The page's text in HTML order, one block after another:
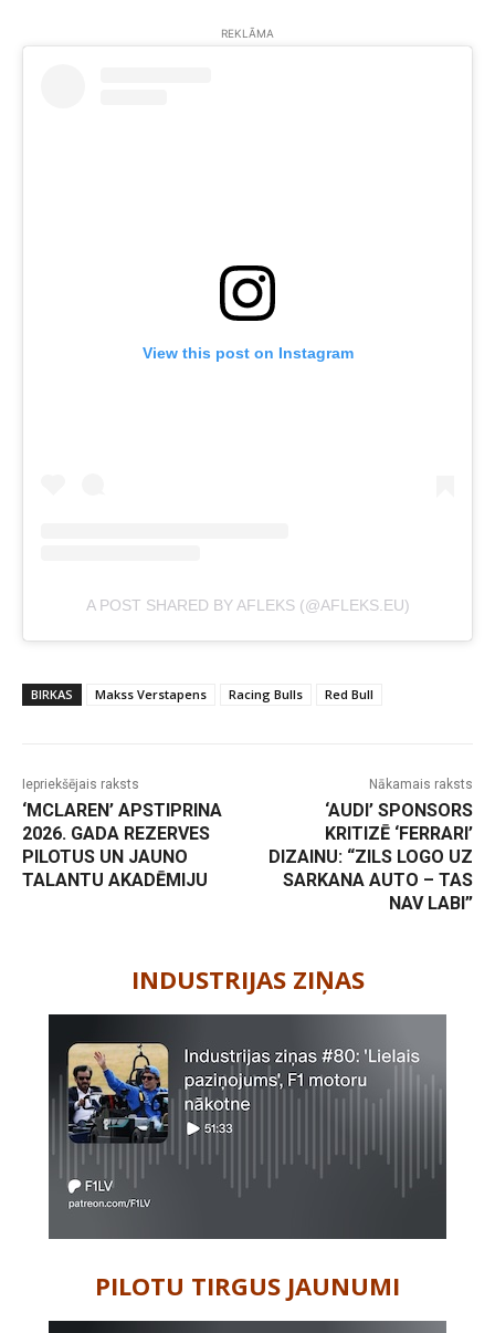
REKLĀMA
View this post on Instagram
A POST SHARED BY AFLEKS (@AFLEKS.EU)
BIRKAS Makss Verstapens Racing Bulls Red Bull
Iepriekšējais raksts
‘MCLAREN’ APSTIPRINA
2026. GADA REZERVES
PILOTUS UN JAUNO
TALANTU AKADĒMIJU
Nākamais raksts
‘AUDI’ SPONSORS
KRITIZĒ ‘FERRARI’
DIZAINU: “ZILS LOGO UZ
SARKANA AUTO – TAS
NAV LABI”
INDUSTRIJAS ZIŅAS
PILOTU TIRGUS JAUNUMI